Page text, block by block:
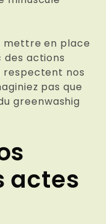
mettre en place
actions
respectent nos
pas que
greenwashig
actes